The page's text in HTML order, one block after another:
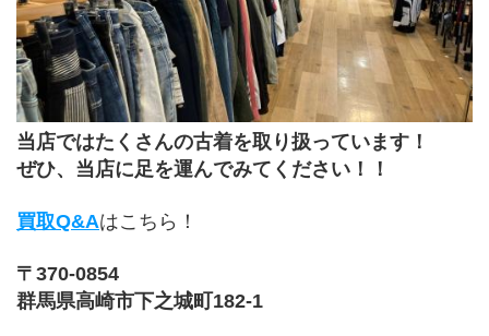
﻿当店ではたくさんの古着を取り扱っています！
ぜひ、当店に足を運んでみてください！！
買取Q&Aはこちら！
〒370-0854
群馬県高崎市下之城町182-1